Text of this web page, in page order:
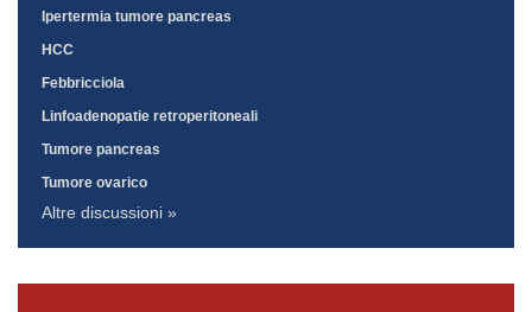
Ipertermia tumore pancreas
HCC
Febbricciola
Linfoadenopatie retroperitoneali
Tumore pancreas
Tumore ovarico
Altre discussioni »